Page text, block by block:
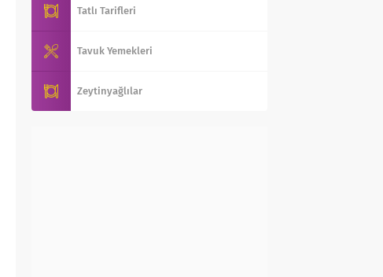
Tatlı Tarifleri
Tavuk Yemekleri
Zeytinyağlılar